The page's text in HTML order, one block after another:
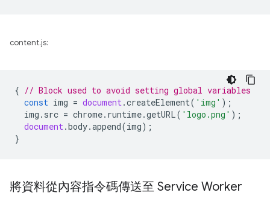
content.js:
{ // Block used to avoid setting global variables
const img = document.createElement( 'img' );
img . src = chrome. runtime.getURL( 'logo.png' );
document.body.append(img);
}
將資料從內容指令碼傳送至 Service Worker